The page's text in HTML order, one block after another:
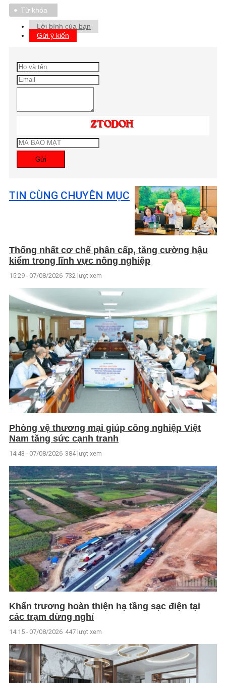
Từ khóa
Lời bình của bạn
Gửi ý kiến
Gửi
TIN CÙNG CHUYÊN MỤC
Thống nhất cơ chế phân cấp, tăng cường hậu
kiểm trong lĩnh vực nông nghiệp
15:29 - 07/08/2026 732 lượt xem
Phòng vệ thương mại giúp công nghiệp Việt
Nam tăng sức cạnh tranh
14:43 - 07/08/2026 384 lượt xem
Khẩn trương hoàn thiện hạ tầng sạc điện tại
các trạm dừng nghỉ
14:15 - 07/08/2026 447 lượt xem